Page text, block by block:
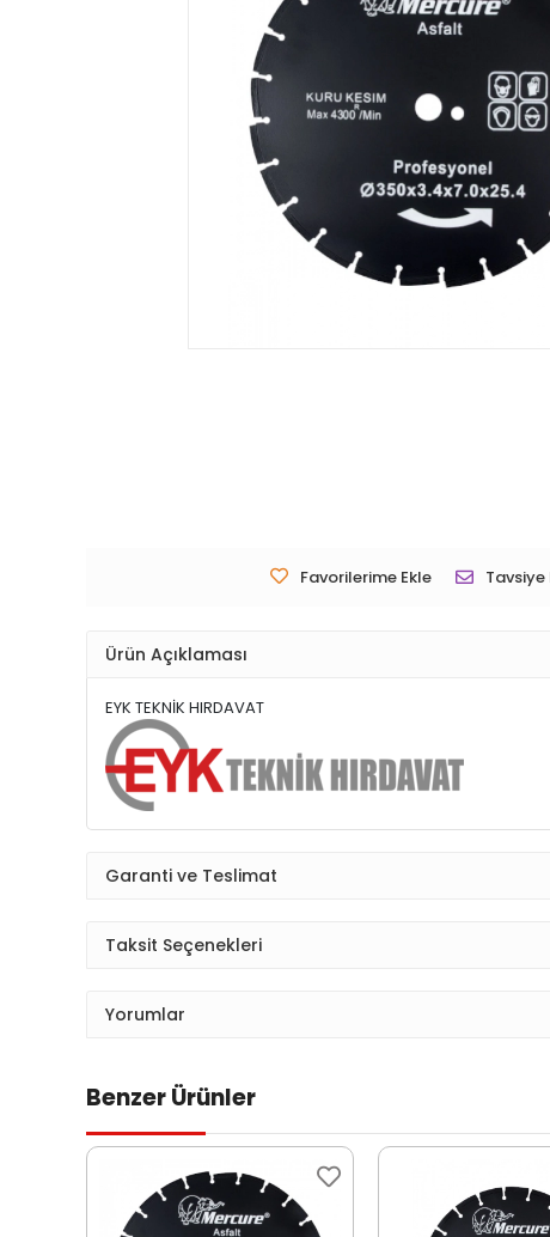
Favorilerime Ekle Tavsiye
Ürün Açıklaması
EYK TEKNİK HIRDAVAT
Garanti ve Teslimat
Taksit Seçenekleri
Yorumlar
Benzer Ürünler